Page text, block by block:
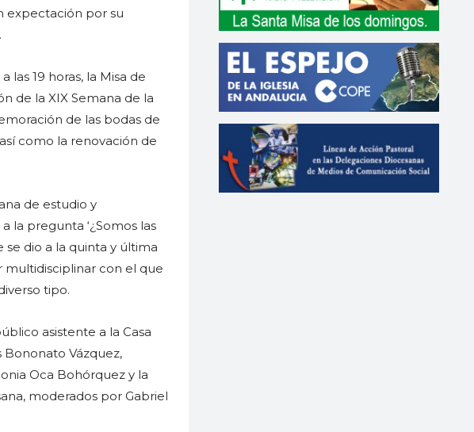
expectación por su
las 19 horas, la Misa de
de la XIX Semana de la
de las bodas de
como la renovación de
de estudio y
la pregunta ‘¿Somos las
se dio a la quinta y última
con el que
tipo.
asistente a la Casa
Vázquez,
Oca Bohórquez y la
moderados por Gabriel